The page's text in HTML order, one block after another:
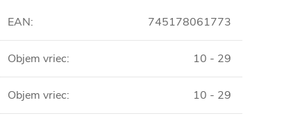
EAN: 745178061773
Objem vriec: 10 - 29
Objem vriec: 10 - 29